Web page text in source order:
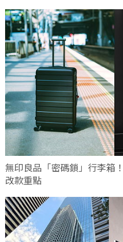
無印良品「密碼鎖」行李箱
改款重點